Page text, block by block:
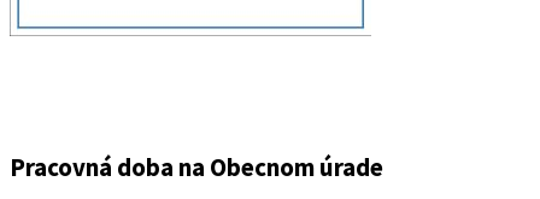
Pracovná doba na Obecnom úrade